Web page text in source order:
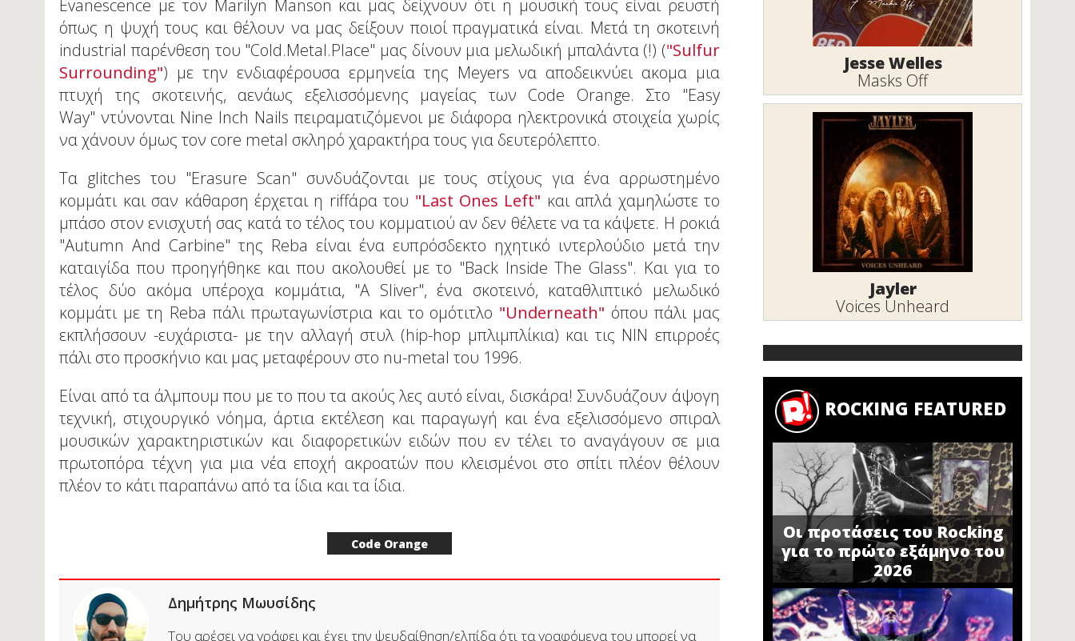
Evanescence με τον Marilyn Manson και μας δείχνουν ότι η μουσική τους είναι ρευστή
όπως η ψυχή τους και θέλουν να μας δείξουν ποιοί πραγματικά είναι. Μετά τη σκοτεινή
industrial παρένθεση του "Cold.Metal.Place" μας δίνουν μια μελωδική μπαλάντα (!) ("Sulfur
Surrounding") με την ενδιαφέρουσα ερμηνεία της Meyers να αποδεικνύει ακομα μια
πτυχή της σκοτεινής, αενάως εξελισσόμενης μαγείας των Code Orange. Στο "Easy
Way" ντύνονται Nine Inch Nails πειραματιζόμενοι με διάφορα ηλεκτρονικά στοιχεία χωρίς
να χάνουν όμως τον core metal σκληρό χαρακτήρα τους για δευτερόλεπτο.
Τα glitches του "Erasure Scan" συνδυάζονται με τους στίχους για ένα αρρωστημένο
κομμάτι και σαν κάθαρση έρχεται η riffάρα του "Last Ones Left" και απλά χαμηλώστε το
μπάσο στον ενισχυτή σας κατά το τέλος του κομματιού αν δεν θέλετε να τα κάψετε. Η ροκιά
"Autumn And Carbine" της Reba είναι ένα ευπρόσδεκτο ηχητικό ιντερλούδιο μετά την
καταιγίδα που προηγήθηκε και που ακολουθεί με το "Back Inside The Glass". Και για το
τέλος δύο ακόμα υπέροχα κομμάτια, "A Sliver", ένα σκοτεινό, καταθλιπτικό μελωδικό
κομμάτι με τη Reba πάλι πρωταγωνίστρια και το ομότιτλο "Underneath" όπου πάλι μας
εκπλήσσουν -ευχάριστα- με την αλλαγή στυλ (hip-hop μπλιμπλίκια) και τις NIN επιρροές
πάλι στο προσκήνιο και μας μεταφέρουν στο nu-metal του 1996.
Είναι από τα άλμπουμ που με το που τα ακούς λες αυτό είναι, δισκάρα! Συνδυάζουν άψογη
τεχνική, στιχουργικό νόημα, άρτια εκτέλεση και παραγωγή και ένα εξελισσόμενο σπιραλ
μουσικών χαρακτηριστικών και διαφορετικών ειδών που εν τέλει το αναγάγουν σε μια
πρωτοπόρα τέχνη για μια νέα εποχή ακροατών που κλεισμένοι στο σπίτι πλέον θέλουν
πλέον το κάτι παραπάνω από τα ίδια και τα ίδια.
Code Orange
Δημήτρης Μωυσίδης
Του αρέσει να γράφει και έχει την ψευδαίθηση/ελπίδα ότι τα γραφόμενα του μπορεί να
Jesse Welles
Masks Off
Jayler
Voices Unheard
ROCKING FEATURED
Οι προτάσεις του Rocking
για το πρώτο εξάμηνο του
2026